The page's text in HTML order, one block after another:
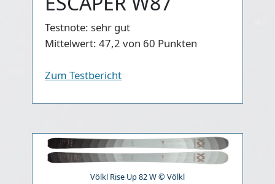
Testnote: sehr gut
Mittelwert: 47,2 von 60 Punkten
Zum Testbericht
Völkl Rise Up 82 W © Völkl